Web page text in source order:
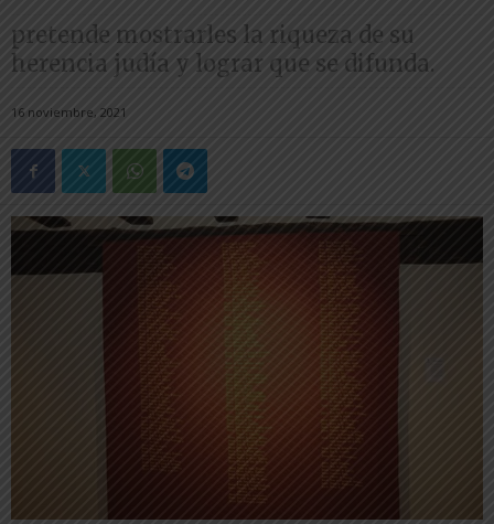
pretende mostrarles la riqueza de su
herencia judía y lograr que se difunda.
16 noviembre, 2021